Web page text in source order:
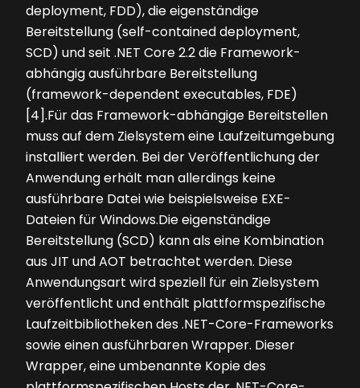
deployment, FDD), die eigenständige
Bereitstellung (self-contained deployment,
SCD) und seit .NET Core 2.2 die Framework-
abhängig ausführbare Bereitstellung
(framework-dependent executables, FDE)
[4].Für das Framework-abhängige Bereitstellen
muss auf dem Zielsystem eine Laufzeitumgebung
installiert werden. Bei der Veröffentlichung der
Anwendung erhält man allerdings keine
ausführbare Datei wie beispielsweise EXE-
Dateien für Windows.Die eigenständige
Bereitstellung (SCD) kann als eine Kombination
aus JIT und AOT betrachtet werden. Diese
Anwendungsart wird speziell für ein Zielsystem
veröffentlicht und enthält plattformspezifische
Laufzeitbibliotheken des .NET-Core-Frameworks
sowie einen ausführbaren Wrapper. Dieser
Wrapper, eine umbenannte Kopie des